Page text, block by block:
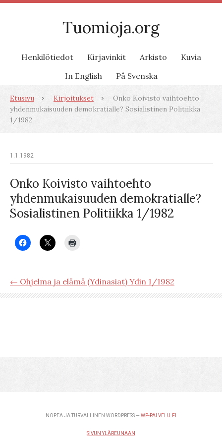
Tuomioja.org
Henkilötiedot Kirjavinkit Arkisto
Kuvia
In English
På Svenska
Etusivu Kirjoitukset
Onko Koivisto vaihtoehto
yhdenmukaisuuden demokratialle? Sosialistinen Politiikka
1/1982
1.1.1982
Onko Koivisto vaihtoehto
yhdenmukaisuuden demokratialle?
Sosialistinen Politiikka 1/1982
← Ohjelma ja elämä (Ydinasiat) Ydin 1/1982
NOPEA JA TURVALLINEN WORDPRESS — WP-PALVELU.FI
SIVUN YLÄREUNAAN